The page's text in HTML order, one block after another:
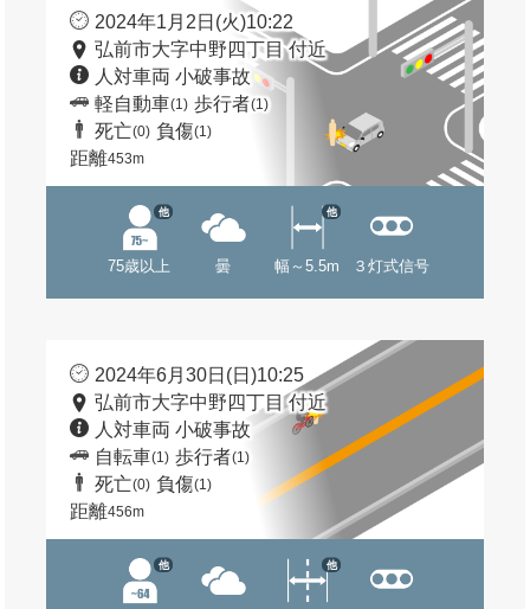
2024年1月2日(火)10:22
弘前市大字中野四丁目 付近
人対車両 小破事故
軽自動車(1) 歩行者(1)
死亡(0) 負傷(1)
距離453m
75歳以上
他
曇 幅～5.5m
他
３灯式信号
2024年6月30日(日)10:25
弘前市大字中野四丁目 付近
人対車両 小破事故
自転車(1) 歩行者(1)
死亡(0) 負傷(1)
距離456m
他 他